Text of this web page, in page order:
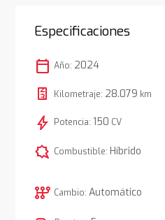
Especificaciones
calendar_today Año: 2024
Kilometraje: 28.079 km
bolt Potencia: 150 CV
comic_bubble Combustible: Híbrido
auto_transmission Cambio: Automático